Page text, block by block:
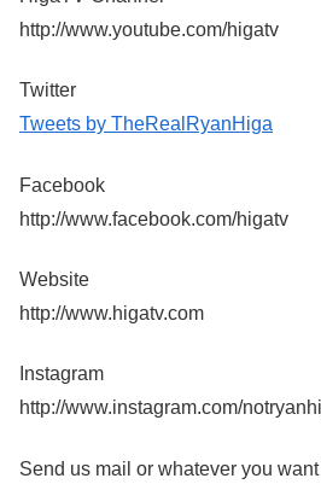
http://www.youtube.com/higatv
Twitter
Tweets by TheRealRyanHiga
Facebook
http://www.facebook.com/higatv
Website
http://www.higatv.com
Instagram
http://www.instagram.com/
Send us mail or whatever you